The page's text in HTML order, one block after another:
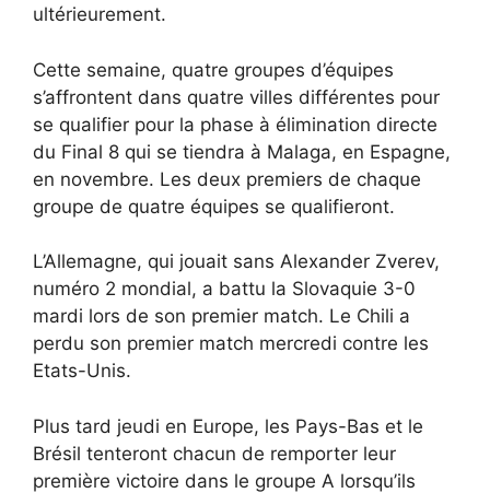
ultérieurement.
Cette semaine, quatre groupes d’équipes
s’affrontent dans quatre villes différentes pour
se qualifier pour la phase à élimination directe
du Final 8 qui se tiendra à Malaga, en Espagne,
en novembre. Les deux premiers de chaque
groupe de quatre équipes se qualifieront.
L’Allemagne, qui jouait sans Alexander Zverev,
numéro 2 mondial, a battu la Slovaquie 3-0
mardi lors de son premier match. Le Chili a
perdu son premier match mercredi contre les
Etats-Unis.
Plus tard jeudi en Europe, les Pays-Bas et le
Brésil tenteront chacun de remporter leur
première victoire dans le groupe A lorsqu’ils